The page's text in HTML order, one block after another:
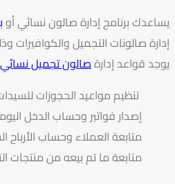
يساعدك برنامج إدارة صالون نسائي أو
إدارة صالونات التجميل والكوافيرات
يوجد قواعد إدارةصالون تجميل نسائي
تنظيم مواعيد الحجوزات
إصدار فواتير وحساب الدخل
متابعة العملاء وحساب الأرباح
متابعة ما تم بيعه من منتجات